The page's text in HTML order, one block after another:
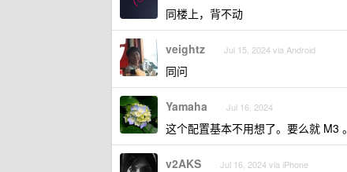
同楼上，背不动
veightz Jul 15, 2024 via Android
同问
Yamaha Jul 16, 2024
这个配置基本不用想了。要么就 M3 。
v2AKS Jul 16, 2024 via iPhone